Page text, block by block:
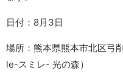
日付：8月3日
場所：熊本県熊本市北区弓
le-スミレ- 光の森）